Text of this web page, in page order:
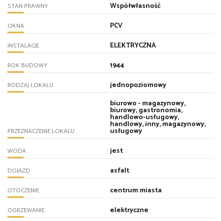
STAN PRAWNY Współwłasność
OKNA PCV
INSTALACJE ELEKTRYCZNA
ROK BUDOWY 1944
RODZAJ LOKALU jednopoziomowy
PRZEZNACZENIE LOKALU
biurowo - magazynowy,
biurowy, gastronomia,
handlowo-usługowy,
handlowy, inny, magazynowy,
usługowy
WODA jest
DOJAZD asfalt
OTOCZENIE centrum miasta
OGRZEWANIE elektryczne